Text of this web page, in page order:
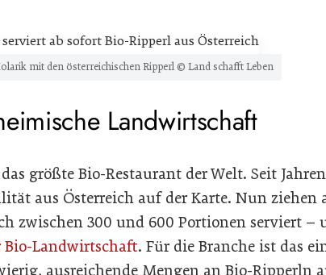
mit den österreichischen Ripperl © Land schafft Leben
Landwirtschaft
größte Bio-Restaurant der Welt. Seit Jahren
aus Österreich auf der Karte. Nun ziehen
zwischen 300 und 600 Portionen serviert –
Bio-Landwirtschaft. Für die Branche ist das
ausreichende Mengen an Bio-Ripperln